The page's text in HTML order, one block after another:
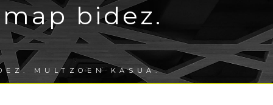
bidez.
MULTZOEN KASUA.